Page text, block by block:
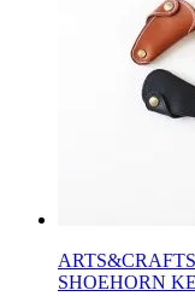
SHOEHORN